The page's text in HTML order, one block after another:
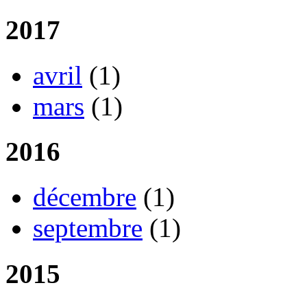
2017
avril (1)
mars (1)
2016
décembre (1)
septembre (1)
2015